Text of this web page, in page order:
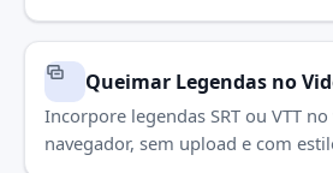
Queimar Legendas no
Incorpore legendas SRT ou VTT
navegador, sem upload e com